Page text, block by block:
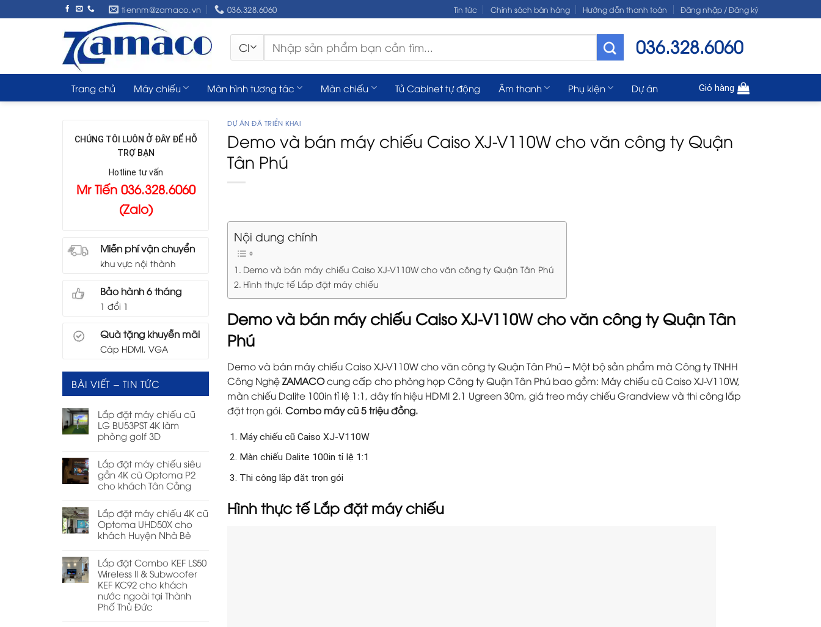
to
tiennm@zamaco.vn 036.328.6060 Tin tức Chính sách bán hàng Hướng dẫn thanh toán Đăng nhập / Đăng ký
Tìm
kiếm:
036.328.6060
Trang chủ Máy chiếu Màn hình tương tác Màn chiếu Tủ Cabinet tự động Âm thanh Phụ kiện Dự án Giỏ hàng
CHÚNG TÔI LUÔN Ở ĐÂY ĐỂ HỖ
TRỢ BẠN
Hotline tư vấn
Mr Tiến 036.328.6060
(Zalo)
Miễn phí vận chuyển
khu vực nội thành
Bảo hành 6 tháng
1 đổi 1
Quà tặng khuyễn mãi
Cáp HDMI, VGA
BÀI VIẾT – TIN TỨC
Lắp đặt máy chiếu cũ
LG BU53PST 4K làm
phòng golf 3D
Lắp đặt máy chiếu siêu
gần 4K cũ Optoma P2
cho khách Tân Cảng
Lắp đặt máy chiếu 4K cũ
Optoma UHD50X cho
khách Huyện Nhà Bè
Lắp đặt Combo KEF LS50
Wireless II & Subwoofer
KEF KC92 cho khách
nước ngoài tại Thành
Phố Thủ Đức
DỰ ÁN ĐÃ TRIỂN KHAI
Demo và bán máy chiếu Caiso XJ-V110W cho văn công ty Quận
Tân Phú
Nội dung chính
Demo và bán máy chiếu Caiso XJ-V110W cho văn công ty Quận Tân Phú
Hình thực tế Lắp đặt máy chiếu
Demo và bán máy chiếu Caiso XJ-V110W cho văn công ty Quận Tân
Phú
Demo và bán máy chiếu Caiso XJ-V110W cho văn công ty Quận Tân Phú – Một bộ sản phẩm mà Công ty TNHH
Công NghệZAMACOcung cấp cho phòng họp Công ty Quận Tân Phú bao gồm: Máy chiếu cũ Caiso XJ-V110W,
màn chiếu Dalite 100in tỉ lệ 1:1, dây tín hiệu HDMI 2.1 Ugreen 30m, giá treo máy chiếu Grandview và thi công lắp
đặt trọn gói. Combo máy cũ 5 triệu đồng.
Máy chiếu cũ Caiso XJ-V110W
Màn chiếu Dalite 100in tỉ lệ 1:1
Thi công lắp đặt trọn gói
Hình thực tế Lắp đặt máy chiếu